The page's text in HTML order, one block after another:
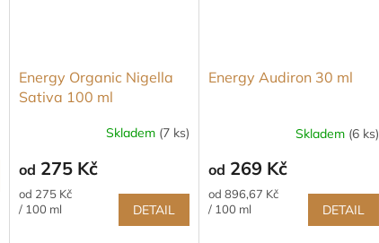
Energy Organic Nigella
Sativa 100 ml
Skladem (7 ks)
od 275 Kč
Měrná
cena:
od 275 Kč
/ 100 ml
DETAIL
Energy Audiron 30 ml
produktu
5,0
Skladem (6 ks)
od 269 Kč
Měrná
cena:
od 896,67 Kč
/ 100 ml
DETAIL